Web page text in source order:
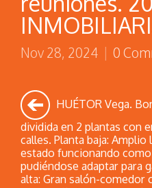
Nov 28, 2024 | 0
HUÉTOR Vega.
dividida en 2 plantas con
calles. Planta baja: Amplio
estado funcionando como
pudiéndose adaptar para
alta: Gran salón-comedor